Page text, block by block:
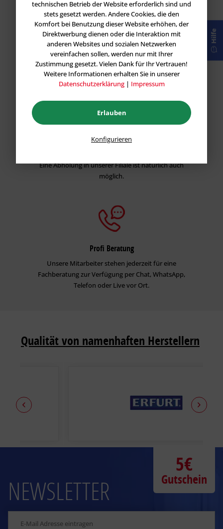
Garantie
Wir stehen hinter unseren Produkten und geben
Ihnen eine Preis-Leistungs Garantie für alle Vietschi
Produkte.
Versand und Retoure
Eine Abholung in unserer Filiale ist natürlich auch
möglich.
Profi Beratung
Unsere Mitarbeiter stehen jederzeit für eine
Fachberatung zur Verfügung per Chat, WhatsApp,
Telefon oder Live vor Ort.
Qualität von namenhaften Herstellern
NEWSLETTER
5€
Gutschein
Hilfe
technischen Betrieb der Website erforderlich sind und
stets gesetzt werden. Andere Cookies, die den
Komfort bei Benutzung dieser Website erhöhen, der
Direktwerbung dienen oder die Interaktion mit
anderen Websites und sozialen Netzwerken
vereinfachen sollen, werden nur mit Ihrer
Zustimmung gesetzt. Vielen Dank für Ihr Vertrauen!
Weitere Informationen erhalten Sie in unserer
Datenschutzerklärung| Impressum
Erlauben
Konfigurieren